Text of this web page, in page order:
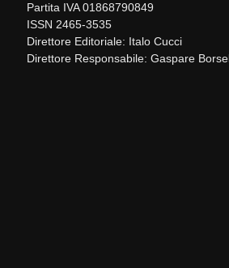
Partita IVA 01868790849
ISSN 2465-3535
Direttore Editoriale: Italo Cucci
Direttore Responsabile: Gaspare